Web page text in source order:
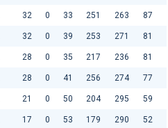
32 0 33 251 263 87
32 0 39 253 271 81
28 0 35 217 236 81
28 0 41 256 274 77
21 0 50 204 295 59
17 0 53 179 290 52